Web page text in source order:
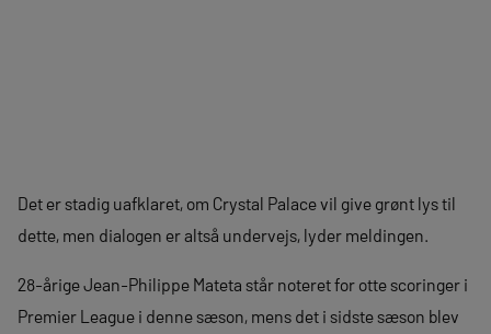
Det er stadig uafklaret, om Crystal Palace vil give grønt lys til
dette, men dialogen er altså undervejs, lyder meldingen.
28-årige Jean-Philippe Mateta står noteret for otte scoringer i
Premier League i denne sæson, mens det i sidste sæson blev